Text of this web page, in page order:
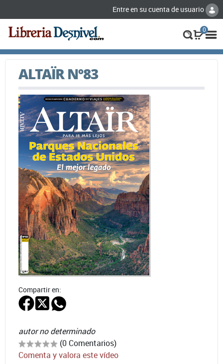
Entre en su cuenta de usuario
0
ALTAÏR Nº83
Compartir en:
autor no determinado
(0 Comentarios)
Comenta y valora este vídeo